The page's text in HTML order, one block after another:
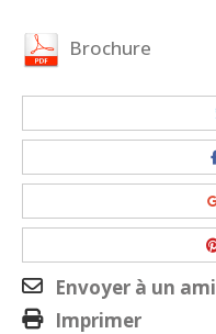
Brochure
Envoyer à un ami
Imprimer